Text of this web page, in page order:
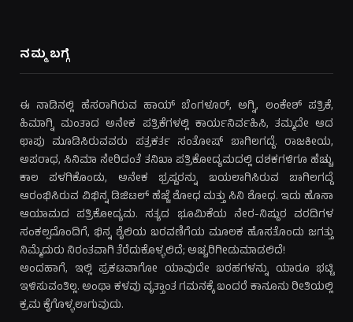
ನಮ್ಮ ಬಗ್ಗೆ
ಈ ನಾಡಿನಲ್ಲಿ ಹೆಸರಾಗಿರುವ ಹಾಯ್ ಬೆಂಗಳೂರ್, ಅಗ್ನಿ, ಲಂಕೇಶ್ ಪತ್ರಿಕೆ,
ಹಿಮಾಗ್ನಿ ಮಂತಾದ ಅನೇಕ ಪತ್ರಿಕೆಗಳಲ್ಲಿ ಕಾರ್ಯನಿರ್ವಹಿಸಿ, ತಮ್ಮದೇ ಆದ
ಛಾಪು ಮೂಡಿಸಿರುವವರು ಪತ್ರಕರ್ತ ಸಂತೋಷ್ ಬಾಗಿಲಗದ್ದೆ. ರಾಜಕೀಯ,
ಅಪರಾಧ, ಸಿನಿಮಾ ಸೇರಿದಂತೆ ತನಿಖಾ ಪತ್ರಿಕೋದ್ಯಮದಲ್ಲಿ ದಶಕಗಳಿಗೂ ಹೆಚ್ಚು
ಕಾಲ ಪಳಗಿಕೊಂಡು, ಅನೇಕ ಭ್ರಷ್ಟರನ್ನು ಬಯಲಾಗಿಸಿರುವ ಬಾಗಿಲಗದ್ದೆ
ಆರಂಭಿಸಿರುವ ವಿಭಿನ್ನ ಡಿಜಿಟಲ್ ಹೆಜ್ಜೆ ಶೋಧ ಮತ್ತು ಸಿನಿ ಶೋಧ. ಇದು ಹೊಸಾ
ಆಯಾಮದ ಪತ್ರಿಕೋದ್ಯಮ. ಸತ್ಯದ ಭೂಮಿಕೆಯ ನೇರ-ನಿಷ್ಠುರ ವರದಿಗಳ
ಸಂಕಲ್ಪದೊಂದಿಗೆ, ಭಿನ್ನ ಶೈಲಿಯ ಬರವಣಿಗೆಯ ಮೂಲಕ ಹೊಸತೊಂದು ಜಗತ್ತು
ನಿಮ್ಮೆದುರು ನಿರಂತವಾಗಿ ತೆರೆದುಕೊಳ್ಳಲಿದೆ; ಅಚ್ಚರಿಗೀಡುಮಾಡಲಿದೆ!
ಅಂದಹಾಗೆ, ಇಲ್ಲಿ ಪ್ರಕಟವಾಗೋ ಯಾವುದೇ ಬರಹಗಳನ್ನು ಯಾರೂ ಭಟ್ಟಿ
ಇಳಿಸುವಂತಿಲ್ಲ. ಅಂಥಾ ಕಳವು ವೃತ್ತಾಂತ ಗಮನಕ್ಕೆ ಬಂದರೆ ಕಾನೂನು ರೀತಿಯಲ್ಲಿ
ಕ್ರಮ ಕೈಗೊಳ್ಳಲಾಗುವುದು.